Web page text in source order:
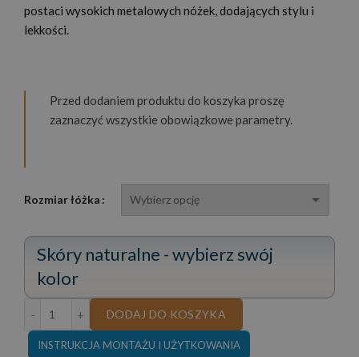
3
3
postaci wysokich metalowych nóżek, dodających stylu i
lekkości.
Przed dodaniem produktu do koszyka proszę
zaznaczyć wszystkie obowiązkowe parametry.
Rozmiar łóżka
Skóry naturalne - wybierz swój
kolor
ilość ŁÓŻKO VALENTINO SKÓRA NATURALNA
DODAJ DO KOSZYKA
INSTRUKCJA MONTAŻU I UŻYTKOWANIA